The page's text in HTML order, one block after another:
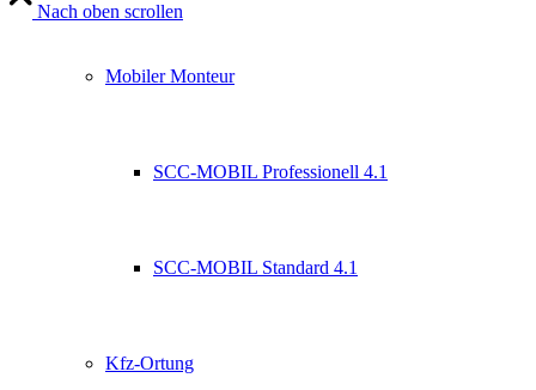
Mobiler Monteur
SCC-MOBIL Professionell 4.1
SCC-MOBIL Standard 4.1
Kfz-Ortung
Nach oben scrollen